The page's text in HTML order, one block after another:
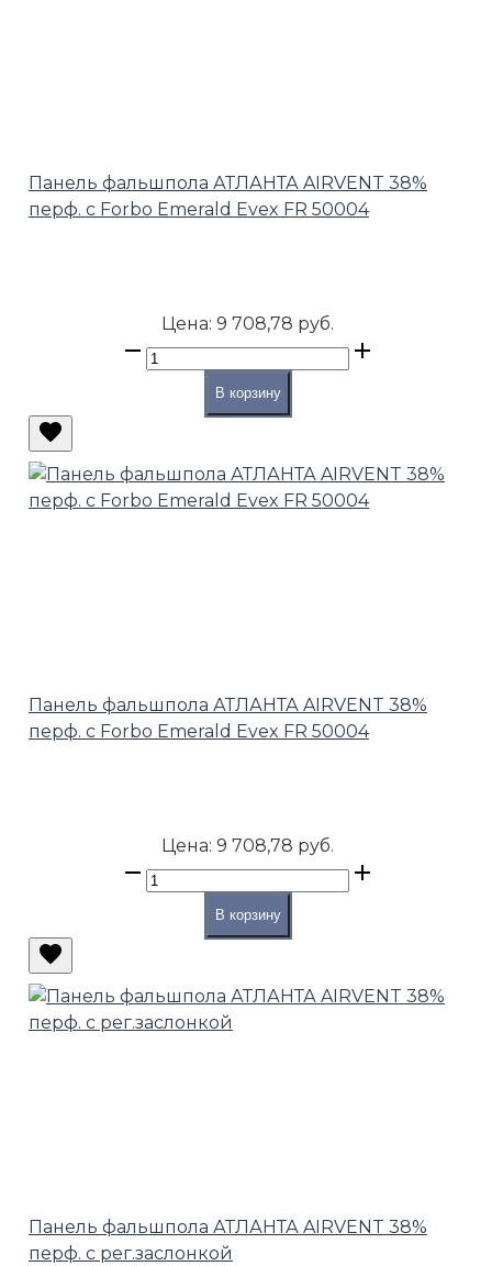
Панель фальшпола АТЛАНТА AIRVENT 38%
перф. с Forbo Emerald Evex FR 50004
Цена: 9 708,78 руб.
В корзину
Панель фальшпола АТЛАНТА AIRVENT 38%
перф. с Forbo Emerald Evex FR 50004
Цена: 9 708,78 руб.
В корзину
Панель фальшпола АТЛАНТА AIRVENT 38%
перф. с рег.заслонкой